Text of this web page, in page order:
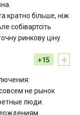
кратно більше, ніж
собівартсіть
ринкову ціну.
+
+15
не рынок
люди.